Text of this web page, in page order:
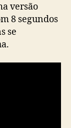
o
v
o
r
a
versão
8 segundos
se